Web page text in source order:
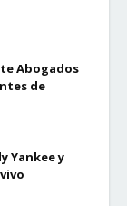
Abogados
de
Yankee y